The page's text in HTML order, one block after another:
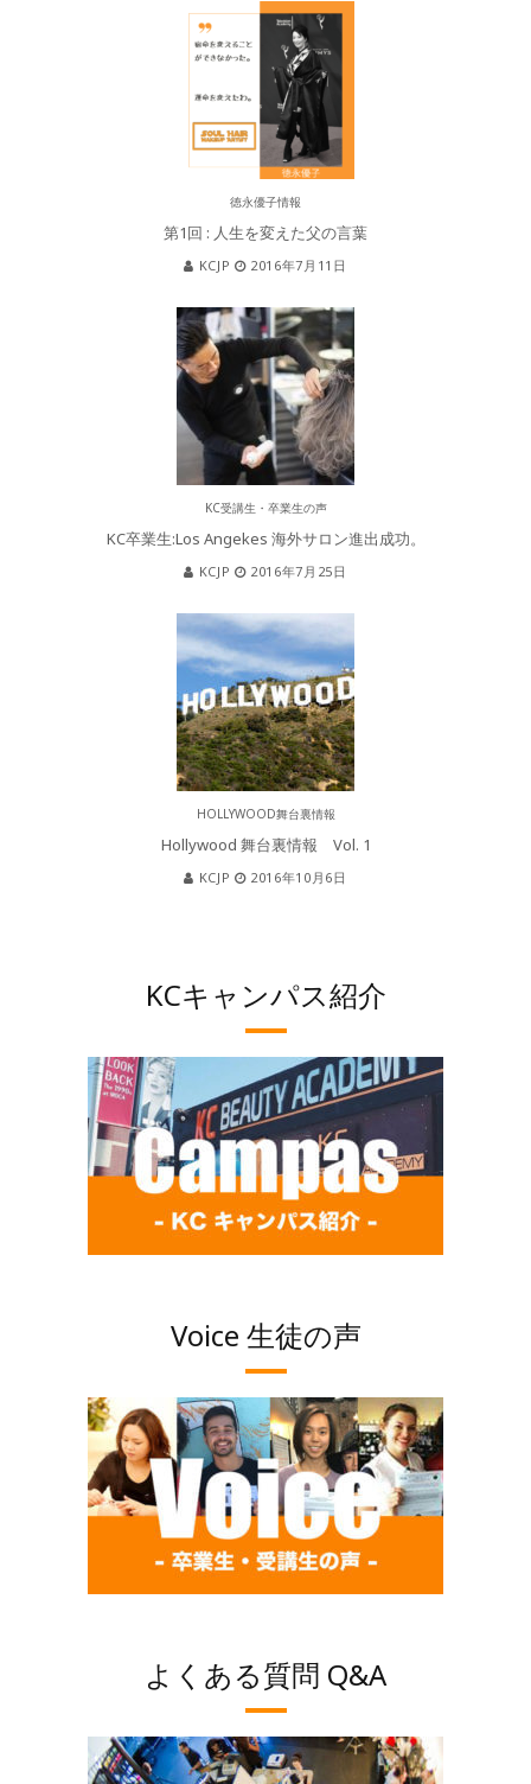
徳永優子情報
第1回 : 人生を変えた父の言葉
KCJP 2016年7月11日
KC受講生・卒業生の声
KC卒業生:Los Angekes 海外サロン進出成功。
KCJP 2016年7月25日
HOLLYWOOD舞台裏情報
Hollywood 舞台裏情報 Vol. 1
KCJP 2016年10月6日
KCキャンパス紹介
Voice 生徒の声
よくある質問 Q&A